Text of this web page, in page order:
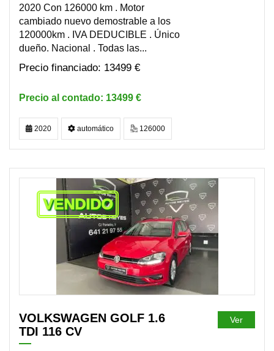
2020 Con 126000 km . Motor
cambiado nuevo demostrable a los
120000km . IVA DEDUCIBLE . Único
dueño. Nacional . Todas las...
13499 €
13499 €
2020 automático 126000
VENDIDO
VOLKSWAGEN GOLF 1.6
TDI 116 CV
Ver